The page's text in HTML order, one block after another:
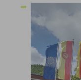
Ein Ergebnis